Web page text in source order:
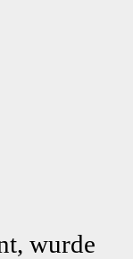
wurde